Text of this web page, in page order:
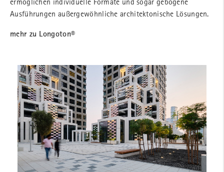
Ausführungen außergewöhnliche architektonische Lösungen.
mehr zu Longoton®